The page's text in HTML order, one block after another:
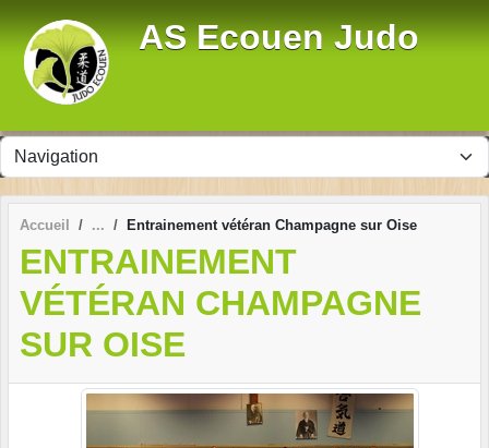
AS Ecouen Judo
Accueil Entrainement vétéran Champagne sur Oise
ENTRAINEMENT
VÉTÉRAN CHAMPAGNE
SUR OISE